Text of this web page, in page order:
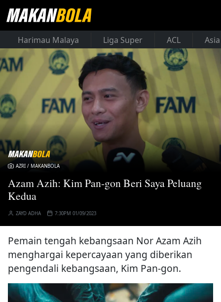
Harimau Malaya Liga Super ACL
AZRI / MAKANBOLA
Azam Azih: Kim Pan-gon Beri Saya Peluang
Kedua
ZAYD ADHA 7:30PM 01/09/2023
Pemain tengah kebangsaan Nor Azam Azih
menghargai kepercayaan yang diberikan
pengendali kebangsaan, Kim Pan-gon.